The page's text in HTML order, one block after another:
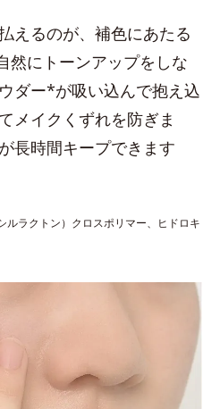
えるのが、補色にあたる
然にトーンアップをしな
ダー*が吸い込んで抱え込
メイクくずれを防ぎま
長時間キープできます
ラクトン）クロスポリマー、ヒドロキ